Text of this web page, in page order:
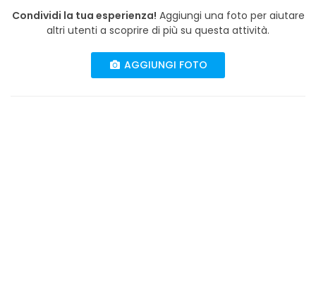
Condividi la tua esperienza! Aggiungi una foto per aiutare
altri utenti a scoprire di più su questa attività.
AGGIUNGI FOTO